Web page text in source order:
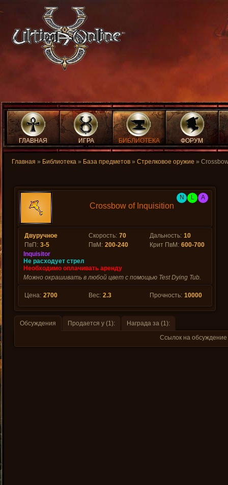
ГЛАВНАЯ ИГРА БИБЛИОТЕКА ФОРУМ
Главная » Библиотека » База предметов » Стрелковое оружие »
Crossbow of Inquisition
N L A
Двуручное Скорость: 70 Дальность: 10
ПвП: 3-5 ПвМ: 200-240 Крит ПвМ: 600-700
Inquisitor
Не расходует стрел
Необходимо оплачивать аренду
Можно окрашивать в любой цвет с помощью Test Dying Tub.
Цена: 2700 Вес: 2.3 Прочность: 10000
Обсуждения Продается у (1):
Награда за (1):
Ссылок на